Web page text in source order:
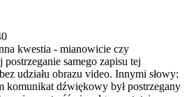
kwestia - mianowicie czy
samego zapisu tej
udziału obrazu video. Innymi słowy:
komunikat dźwiękowy był postrzegany